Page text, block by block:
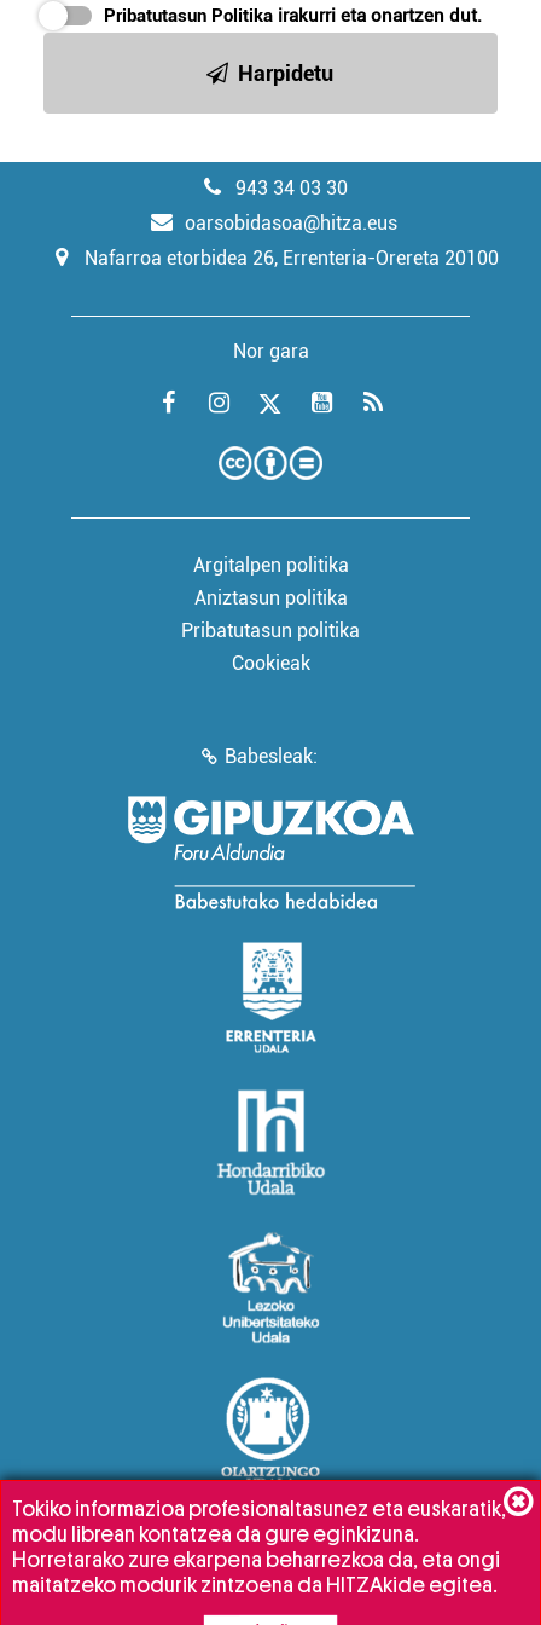
Pribatutasun Politika irakurri eta onartzen dut.
Harpidetu
943 34 03 30
oarsobidasoa@hitza.eus
Nafarroa etorbidea 26, Errenteria-Orereta 20100
Nor gara
Argitalpen politika
Aniztasun politika
Pribatutasun politika
Cookieak
Babesleak:
Tokiko informazioa profesionaltasunez eta euskaratik,
modu librean kontatzea da gure eginkizuna.
Horretarako zure ekarpena beharrezkoa da, eta ongi
maitatzeko modurik zintzoena da HITZAkide egitea.